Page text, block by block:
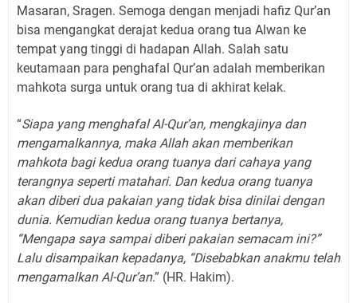
Masaran, Sragen. Semoga dengan menjadi hafiz Qur’an
bisa mengangkat derajat kedua orang tua Alwan ke
tempat yang tinggi di hadapan Allah. Salah satu
keutamaan para penghafal Qur’an adalah memberikan
mahkota surga untuk orang tua di akhirat kelak.
“Siapa yang menghafal Al-Qur’an, mengkajinya dan
mengamalkannya, maka Allah akan memberikan
mahkota bagi kedua orang tuanya dari cahaya yang
terangnya seperti matahari. Dan kedua orang tuanya
akan diberi dua pakaian yang tidak bisa dinilai dengan
dunia. Kemudian kedua orang tuanya bertanya,
“Mengapa saya sampai diberi pakaian semacam ini?”
Lalu disampaikan kepadanya, “Disebabkan anakmu telah
mengamalkan Al-Qur’an.” (HR. Hakim).